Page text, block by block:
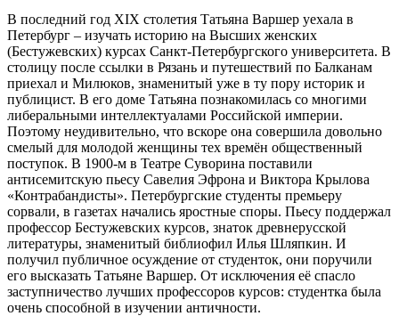
В последний год XIX столетия Татьяна Варшер уехала в
Петербург – изучать историю на Высших женских
(Бестужевских) курсах Санкт-Петербургского университета. В
столицу после ссылки в Рязань и путешествий по Балканам
приехал и Милюков, знаменитый уже в ту пору историк и
публицист. В его доме Татьяна познакомилась со многими
либеральными интеллектуалами Российской империи.
Поэтому неудивительно, что вскоре она совершила довольно
смелый для молодой женщины тех времён общественный
поступок. В 1900-м в Театре Суворина поставили
антисемитскую пьесу Савелия Эфрона и Виктора Крылова
«Контрабандисты». Петербургские студенты премьеру
сорвали, в газетах начались яростные споры. Пьесу поддержал
профессор Бестужевских курсов, знаток древнерусской
литературы, знаменитый библиофил Илья Шляпкин. И
получил публичное осуждение от студенток, они поручили
его высказать Татьяне Варшер. От исключения её спасло
заступничество лучших профессоров курсов: студентка была
очень способной в изучении античности.